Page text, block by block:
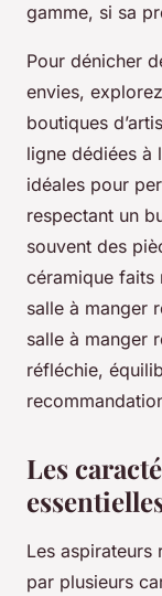
gamme, si sa
Pour dénicher
envies,
boutiques
ligne dédiées à
idéales pour
respectant un
souvent des
céramique faits
salle à manger
salle à manger
réfléchie,
Les
Les aspirateurs
par plusieurs